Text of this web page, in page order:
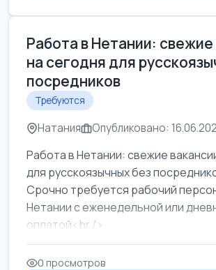
Работа в Нетании: свежие
на сегодня для
посредников
Требуются
Натания Опубликовано:
Работа в Нетании: свежие
для русскоязычных без
Срочно требуется рабочий
Нетании с еженедельной или
оплатой<br />
Свежие вакансии в Нетании дл...
0 просмотров